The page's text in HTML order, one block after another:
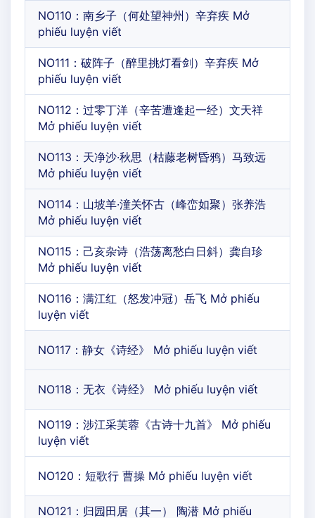
NO110：南乡子（何处望神州）辛弃疾 Mở
phiếu luyện viết
NO111：破阵子（醉里挑灯看剑）辛弃疾 Mở
phiếu luyện viết
NO112：过零丁洋（辛苦遭逢起一经）文天祥
Mở phiếu luyện viết
NO113：天净沙·秋思（枯藤老树昏鸦）马致远
Mở phiếu luyện viết
NO114：山坡羊·潼关怀古（峰峦如聚）张养浩
Mở phiếu luyện viết
NO115：己亥杂诗（浩荡离愁白日斜）龚自珍
Mở phiếu luyện viết
NO116：满江红（怒发冲冠）岳飞 Mở phiếu
luyện viết
NO117：静女《诗经》 Mở phiếu luyện viết
NO118：无衣《诗经》 Mở phiếu luyện viết
NO119：涉江采芙蓉《古诗十九首》 Mở phiếu
luyện viết
NO120：短歌行 曹操 Mở phiếu luyện viết
NO121：归园田居（其一） 陶潜 Mở phiếu